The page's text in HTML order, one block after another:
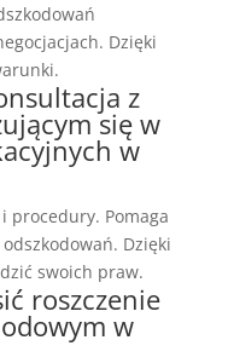
Dzięki
z
się w
w
procedury. Pomaga
Dzięki
swoich praw.
roszczenie
w